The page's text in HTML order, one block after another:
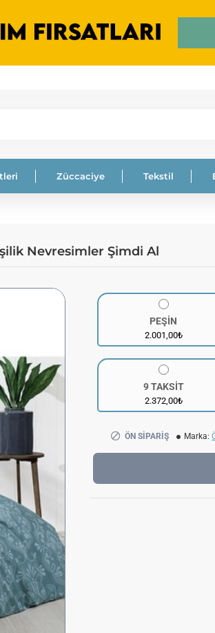
Züccaciye Tekstil
Nevresimler Şimdi Al
PEŞİN
2.001,00₺
9 TAKSİT
2.372,00₺
ÖN SIPARIŞ Marka: